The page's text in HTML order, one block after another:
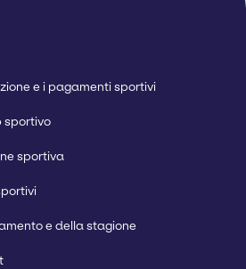
e i pagamenti sportivi
sportivo
sportiva
e della stagione